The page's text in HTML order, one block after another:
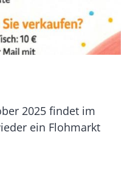
2025 findet im
ein Flohmarkt